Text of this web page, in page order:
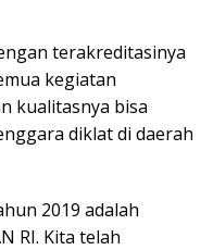
terakreditasinya
kegiatan
kualitasnya bisa
diklat di daerah
2019 adalah
RI. Kita telah